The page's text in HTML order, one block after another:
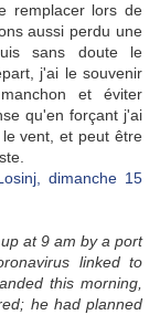
remplacer lors de
aussi perdu une
sans doute le
j'ai le souvenir
et éviter
qu'en forçant j'ai
vent, et peut être
at 9 am by a port
linked to
this morning,
he had planned